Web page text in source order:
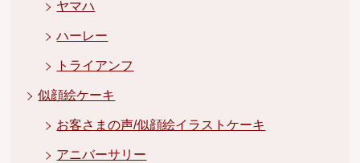
ヤマハ
ハーレー
トライアンフ
似顔絵ケーキ
お客さまの声/似顔絵イラストケーキ
アニバーサリー